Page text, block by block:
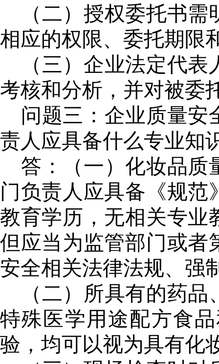
（二）授权委托书需
相应的权限、委托期限
（三）企业法定代
考核和分析，并对被委
问题三： 企业质量安
责人 应具备什么专业知
答：
（一）化妆品质
门负责人 应具备《规范
教育学历，无相关专业
但应当为监管部门或者
安全相关法律法规、强
（二） 所具有的药品
特殊医学用途配方食
验， 均可以视为具有化